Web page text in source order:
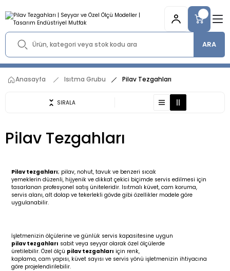
ARA
Anasayfa Isıtma Grubu Pilav Tezgahları
SIRALA
Pilav Tezgahları
Pilav tezgahları; pilav, nohut, tavuk ve benzeri sıcak
yemeklerin düzenli, hijyenik ve dikkat çekici biçimde servis edilmesi için
tasarlanan profesyonel satış üniteleridir. Isıtmalı küvet, cam koruma,
servis alanı, alt dolap ve tekerlekli gövde gibi özellikler modele göre
uygulanabilir.
İşletmenizin ölçülerine ve günlük servis kapasitesine uygun
pilav tezgahları sabit veya seyyar olarak özel ölçülerde
üretilebilir. Özel ölçü pilav tezgahları için renk,
kaplama, cam yapısı, küvet sayısı ve servis yönü işletmenizin ihtiyacına
göre projelendirilebilir.